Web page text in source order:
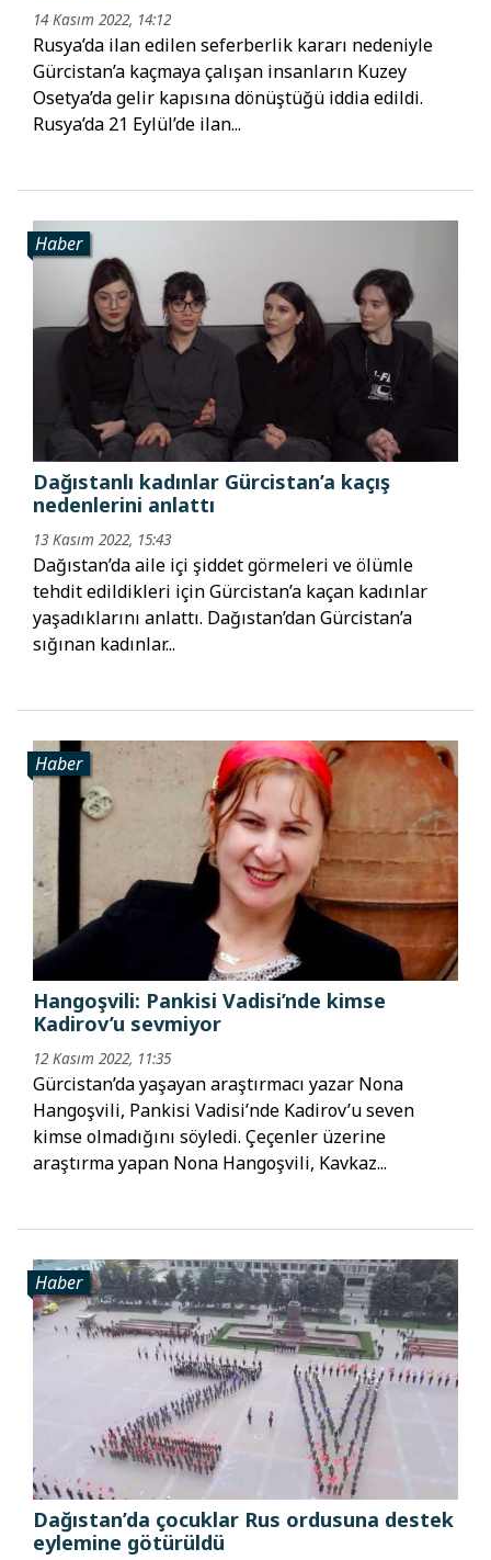
14 Kasım 2022, 14:12
Rusya’da ilan edilen seferberlik kararı nedeniyle
Gürcistan’a kaçmaya çalışan insanların Kuzey
Osetya’da gelir kapısına dönüştüğü iddia edildi.
Rusya’da 21 Eylül’de ilan...
Haber
Dağıstanlı kadınlar Gürcistan’a kaçış
nedenlerini anlattı
13 Kasım 2022, 15:43
Dağıstan’da aile içi şiddet görmeleri ve ölümle
tehdit edildikleri için Gürcistan’a kaçan kadınlar
yaşadıklarını anlattı. Dağıstan’dan Gürcistan’a
sığınan kadınlar...
Haber
Hangoşvili: Pankisi Vadisi’nde kimse
Kadirov’u sevmiyor
12 Kasım 2022, 11:35
Gürcistan’da yaşayan araştırmacı yazar Nona
Hangoşvili, Pankisi Vadisi’nde Kadirov’u seven
kimse olmadığını söyledi. Çeçenler üzerine
araştırma yapan Nona Hangoşvili, Kavkaz...
Haber
Dağıstan’da çocuklar Rus ordusuna destek
eylemine götürüldü